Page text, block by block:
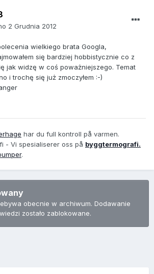
2 Grudnia 2012
wielkiego brata Googla,
się bardziej hobbistycznie co z
jak widzę w coś poważniejszego. Temat
i trochę się już zmoczyłem :-)
har du full kontroll på varmen.
- Vi spesialiserer oss på byggtermografi.
.
obecnie w archiwum. Dodawanie
zostało zablokowane.